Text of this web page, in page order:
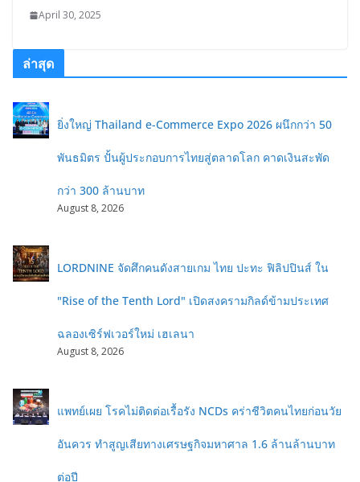
April 30, 2025
ล่าสุด
ยิ่งใหญ่ Thailand e-Commerce Expo 2026 ผนึกกว่า 50
พันธมิตร ปั้นผู้ประกอบการไทยสู่ตลาดโลก คาดเงินสะพัด
กว่า 300 ล้านบาท
August 8, 2026
LORDNINE จัดศึกคนดังสายเกม ไทย ปะทะ ฟิลิปปินส์ ใน
"Rise of the Tenth Lord" เปิดสงครามกิลด์ข้ามประเทศ
ฉลองเซิร์ฟเวอร์ใหม่ เฮเลนา
August 8, 2026
แพทย์เผย โรคไม่ติดต่อเรื้อรัง NCDs คร่าชีวิตคนไทยก่อนวัย
อันควร ทำสูญเสียทางเศรษฐกิจมหาศาล 1.6 ล้านล้านบาท
ต่อปี